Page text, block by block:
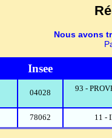
Nous avons
Insee
04028
93 -
78062 11 -